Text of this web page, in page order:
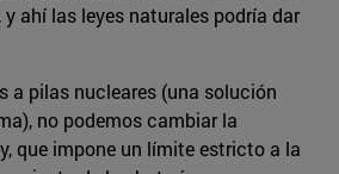
, y ahí las leyes naturales podría dar
a pilas nucleares (una solución
no podemos cambiar la
que impone un límite estricto a la